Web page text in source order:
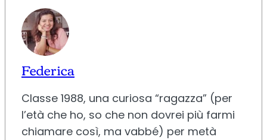
Federica
Classe 1988, una curiosa “ragazza” (per
l’età che ho, so che non dovrei più farmi
chiamare così, ma vabbé) per metà